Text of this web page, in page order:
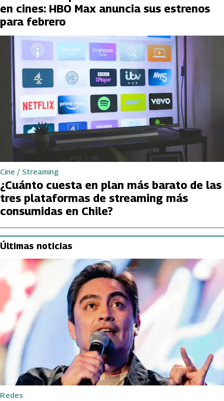
en cines: HBO Max anuncia sus estrenos
para febrero
Cine / Streaming
¿Cuánto cuesta en plan más barato de las
tres plataformas de streaming más
consumidas en Chile?
Últimas noticias
Redes